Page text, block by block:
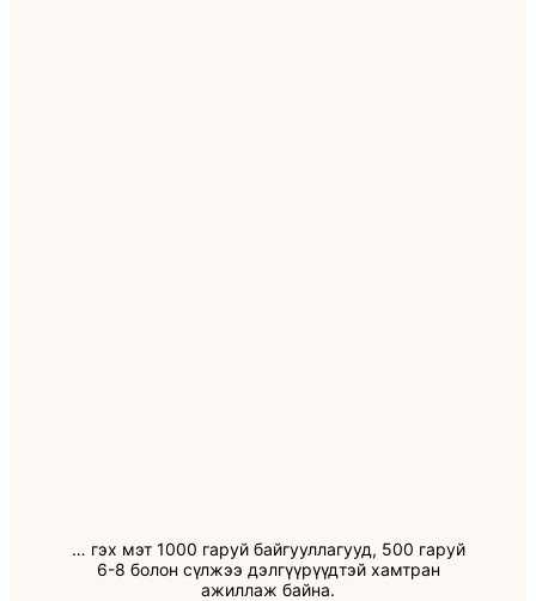
… гэх мэт 1000 гаруй байгууллагууд, 500 гаруй
6-8 болон сүлжээ дэлгүүрүүдтэй хамтран
ажиллаж байна.